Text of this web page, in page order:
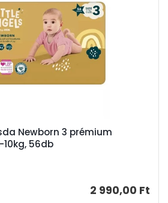
Newborn 3 prémium
56db
2 990,00 Ft